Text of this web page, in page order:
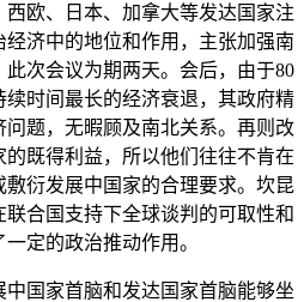
西欧、日本、加拿大等发达国家注
济中的地位和作用，主张加强南
次会议为期两天。会后，由于80
时间最长的经济衰退，其政府精
题，无暇顾及南北关系。再则改
既得利益，所以他们往往不肯在
衍发展中国家的合理要求。坎昆
合国支持下全球谈判的可取性和
定的政治推动作用。
国家首脑和发达国家首脑能够坐